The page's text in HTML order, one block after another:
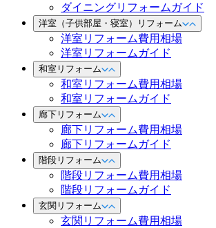
ダイニングリフォームガイド
洋室（子供部屋・寝室）リフォーム
洋室リフォーム費用相場
洋室リフォームガイド
和室リフォーム
和室リフォーム費用相場
和室リフォームガイド
廊下リフォーム
廊下リフォーム費用相場
廊下リフォームガイド
階段リフォーム
階段リフォーム費用相場
階段リフォームガイド
玄関リフォーム
玄関リフォーム費用相場